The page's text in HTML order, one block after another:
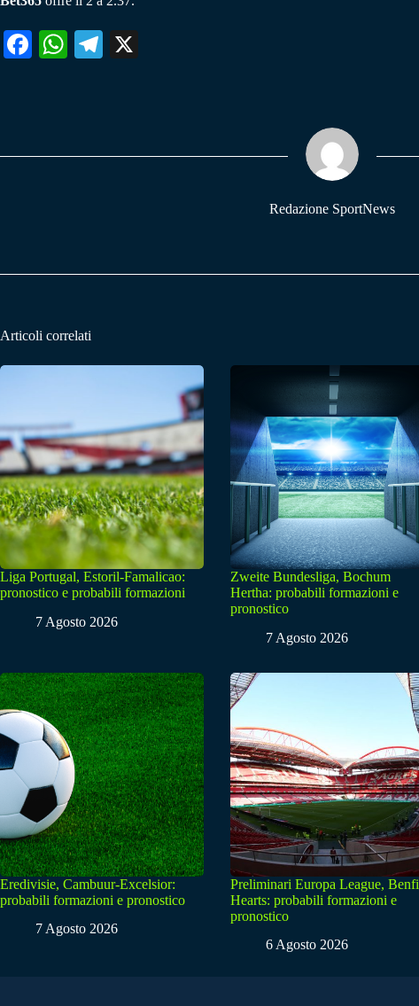
Fa W
pp
Te
m
Redazione SportNews
Articoli correlati
Liga Portugal, Estoril-Famalicao:
pronostico e probabili formazioni
7 Agosto 2026
Zweite Bundesliga, Bochum
Hertha: probabili formazioni e
pronostico
7 Agosto 2026
Eredivisie, Cambuur-Excelsior:
probabili formazioni e pronostico
7 Agosto 2026
Preliminari Europa League,
Hearts: probabili formazioni e
pronostico
6 Agosto 2026